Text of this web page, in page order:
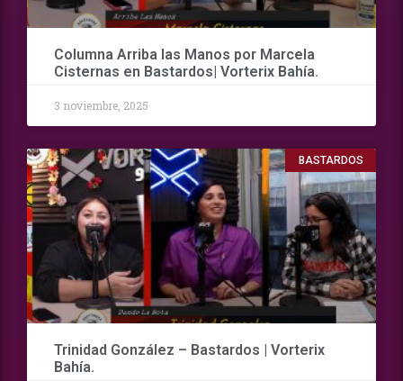
Columna Arriba las Manos por Marcela
Cisternas en Bastardos| Vorterix Bahía.
3 noviembre, 2025
BASTARDOS
Trinidad González – Bastardos | Vorterix
Bahía.